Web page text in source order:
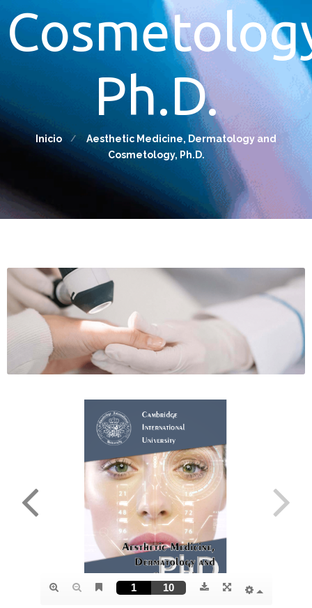
Ph.D.
Inicio
Aesthetic Medicine, Dermatology and
Cosmetology, Ph.D.